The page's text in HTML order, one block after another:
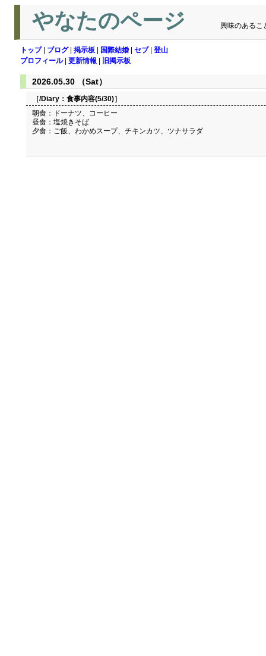
やなたのページ 興味のあるこ
トップ| ブログ| 掲示板 国際結婚 セブ| 登山
プロフィール| 更新情報 旧掲示板
2026.05.30 （Sat）
［/Diary： 食事内容(5/30)］
朝食：ドーナツ、コーヒー
昼食：塩焼きそば
夕食：ご飯、わかめスープ、チキンカツ、ツナサラダ